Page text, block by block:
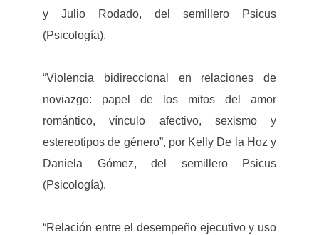
y Julio Rodado, del semillero Psicus
(Psicología).
“Violencia bidireccional en relaciones de
noviazgo: papel de los mitos del amor
romántico, vínculo afectivo, sexismo y
estereotipos de género”, por Kelly De la Hoz y
Daniela Gómez, del semillero Psicus
(Psicología).
“Relación entre el desempeño ejecutivo y uso